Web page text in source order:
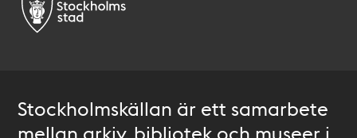
Stockholmskällan är ett samarbete
mellan arkiv, bibliotek och museer i